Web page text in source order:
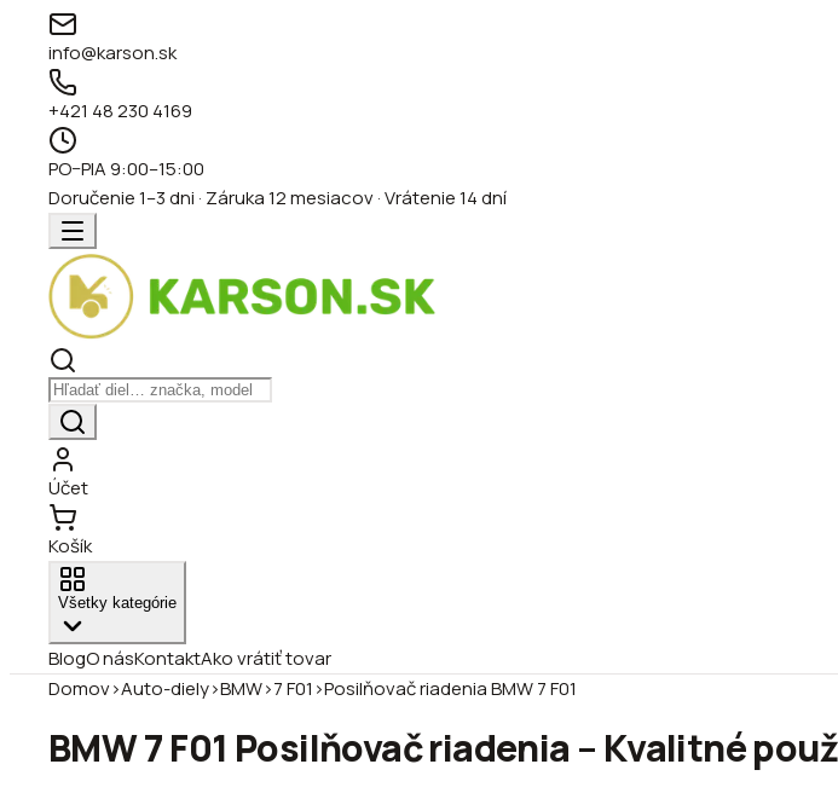
info@karson.sk
+421 48 230 4169
PO–PIA 9:00–15:00
Doručenie 1–3 dni · Záruka 12 mesiacov · Vrátenie 14 dní
Účet
Košík
Všetky kategórie
BlogO násKontaktAko vrátiť tovar
Domov›Auto-diely›BMW›7 F01 ›Posilňovač riadenia BMW 7 F01
BMW 7 F01 Posilňovač riadenia – Kvalitné